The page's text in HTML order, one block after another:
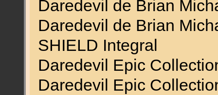
Daredevil de Brian
Daredevil de Brian
SHIELD Integral
Daredevil Epic
Daredevil Epic